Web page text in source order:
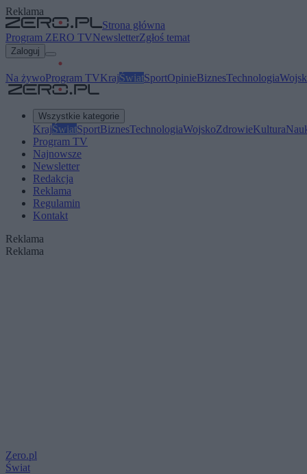
Reklama
Strona główna
Program ZERO TVNewsletterZgłoś temat
Zaloguj
Na żywoProgram TVKrajŚwiatSportOpinieBiznesTechnologia
Wszystkie kategorie
KrajŚwiatSportBiznesTechnologiaWojskoZdrowieKultura
Program TV
Najnowsze
Newsletter
Redakcja
Reklama
Regulamin
Kontakt
Reklama
Reklama
Zero.pl
Świat